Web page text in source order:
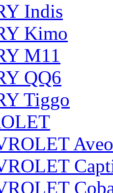
Indis
Kimo
M11
QQ6
Tiggo
Aveo